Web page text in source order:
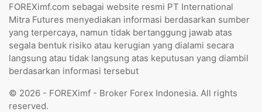
FOREXimf.com sebagai website resmi PT International
Mitra Futures menyediakan informasi berdasarkan sumber
yang terpercaya, namun tidak bertanggung jawab atas
segala bentuk risiko atau kerugian yang dialami secara
langsung atau tidak langsung atas keputusan yang diambil
berdasarkan informasi tersebut
© 2026 - FOREXimf - Broker Forex Indonesia. All rights
reserved.